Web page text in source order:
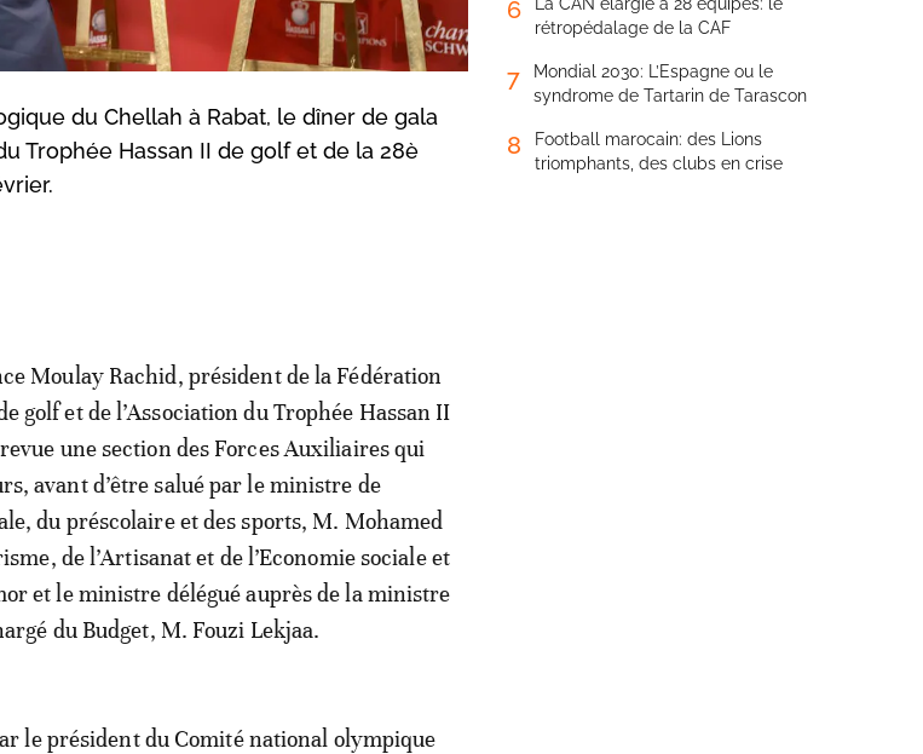
du Chellah à Rabat, le dîner de gala
Trophée Hassan II de golf et de la 28è
Moulay Rachid, président de la Fédération
golf et de l’Association du Trophée Hassan II
une section des Forces Auxiliaires qui
avant d’être salué par le ministre de
du préscolaire et des sports, M. Mohamed
de l’Artisanat et de l’Economie sociale et
et le ministre délégué auprès de la ministre
du Budget, M. Fouzi Lekjaa.
le président du Comité national olympique
6
rétropédalage de la CAF
7
Mondial 2030: L’Espagne ou le
syndrome de Tartarin de Tarascon
8
Football marocain: des Lions
triomphants, des clubs en crise